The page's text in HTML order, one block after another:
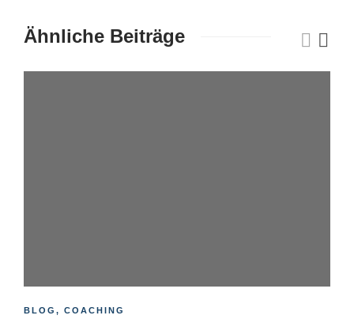
Ähnliche Beiträge
BLOG , COACHING